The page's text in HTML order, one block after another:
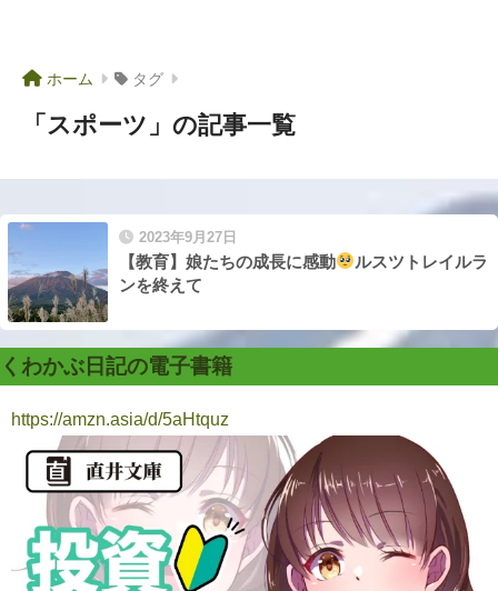
ホーム タグ
「スポーツ」の記事一覧
2023年9月27日
【教育】娘たちの成長に感動
ルスツトレイルラ
ンを終えて
くわかぶ日記の電子書籍
https://amzn.asia/d/5aHtquz